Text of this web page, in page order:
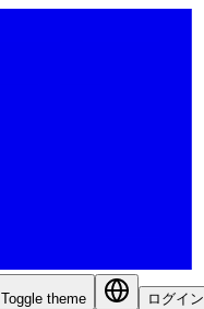
Toggle theme ログイン